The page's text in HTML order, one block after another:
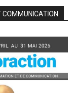
COMMUNICATION